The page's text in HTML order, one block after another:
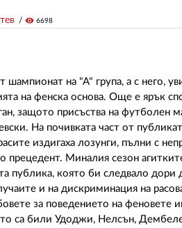
visibility 6698
шампионат на "А" група, а с него,
на фенска основа. Още е ярък
защото присъства на футболен
На почивката част от
издигаха лозунги, пълни с
прецедент. Миналия сезон
публика, която би следвало дори
и на дискриминация на
за поведението на
са били Удоджи, Нелсън,